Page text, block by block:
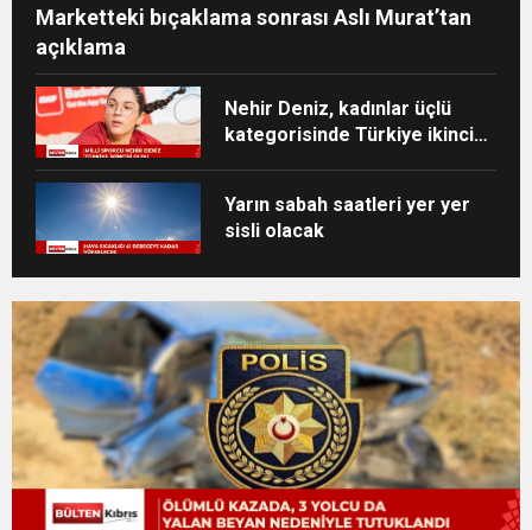
Marketteki bıçaklama sonrası Aslı Murat’tan
açıklama
Nehir Deniz, kadınlar üçlü
kategorisinde Türkiye ikincisi
Yarın sabah saatleri yer yer
sisli olacak